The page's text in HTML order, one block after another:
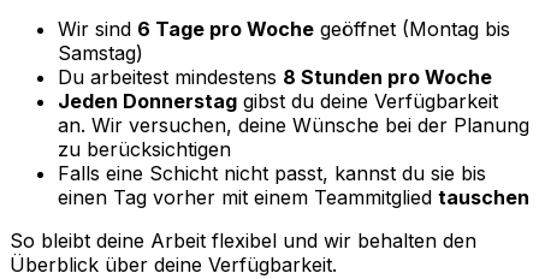
Wir sind 6 Tage pro Woche geöffnet (Montag bis
Samstag)
Du arbeitest mindestens 8 Stunden pro Woche
Jeden Donnerstag gibst du deine Verfügbarkeit
an. Wir versuchen, deine Wünsche bei der Planung
zu berücksichtigen
Falls eine Schicht nicht passt, kannst du sie bis
einen Tag vorher mit einem Teammitglied tauschen
So bleibt deine Arbeit flexibel und wir behalten den
Überblick über deine Verfügbarkeit.